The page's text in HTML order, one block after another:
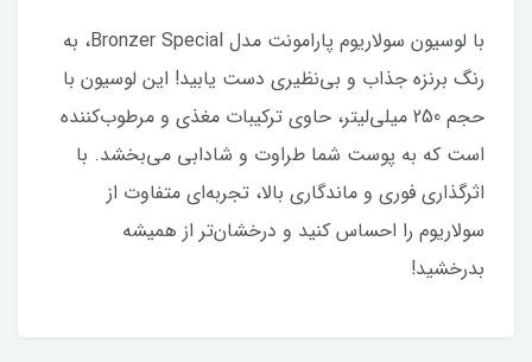
با لوسیون سولاریوم پارامونت مدل Bronzer Special، به
رنگ برنزه جذاب و بی‌نظیری دست یابید! این لوسیون با
حجم 250 میلی‌لیتر، حاوی ترکیبات مغذی و مرطوب‌کننده
است که به پوست شما طراوت و شادابی می‌بخشد. با
اثرگذاری فوری و ماندگاری بالا، تجربه‌ای متفاوت از
سولاریوم را احساس کنید و درخشان‌تر از همیشه
بدرخشید!